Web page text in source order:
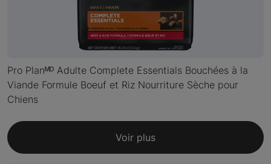
Pro Planᴹᴰ Adulte Complete Essentials Bouchées à la
Viande Formule Boeuf et Riz Nourriture Sèche pour
Chiens
Voir plus